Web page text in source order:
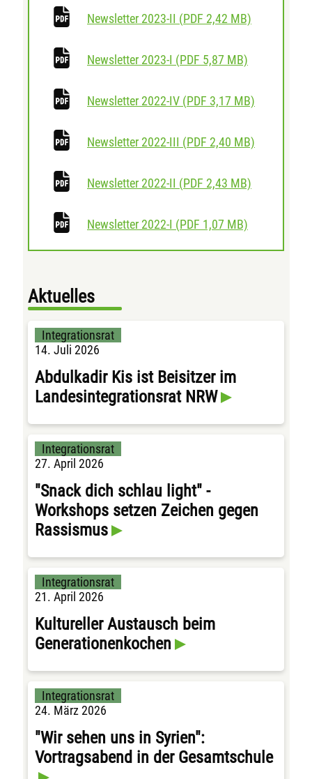
Newsletter 2023-II (PDF 2,42 MB)
Newsletter 2023-I (PDF 5,87 MB)
Newsletter 2022-IV (PDF 3,17 MB)
Newsletter 2022-III (PDF 2,40 MB)
Newsletter 2022-II (PDF 2,43 MB)
Newsletter 2022-I (PDF 1,07 MB)
Aktuelles
Integrationsrat
14. Juli 2026
Abdulkadir Kis ist Beisitzer im
Landesintegrationsrat NRW
Integrationsrat
27. April 2026
"Snack dich schlau light" -
Workshops setzen Zeichen gegen
Rassismus
Integrationsrat
21. April 2026
Kultureller Austausch beim
Generationenkochen
Integrationsrat
24. März 2026
"Wir sehen uns in Syrien":
Vortragsabend in der Gesamtschule